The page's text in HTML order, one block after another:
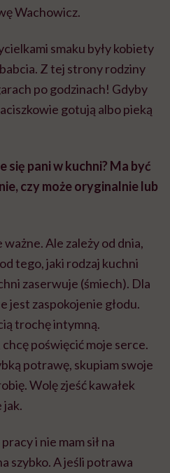
Wachowicz.
smaku były kobiety
Z tej strony rodziny
po godzinach! Gdyby
gotują albo pieką
się pani w kuchni? Ma być
czy może oryginalnie lub
Ale zależy od dnia,
tego, jaki rodzaj kuchni
zaserwuje (śmiech). Dla
jest zaspokojenie głodu.
trochę intymną.
poświęcić moje serce.
potrawę, skupiam swoje
Wolę zjeść kawałek
jak.
i nie mam sił na
szybko. A jeśli potrawa